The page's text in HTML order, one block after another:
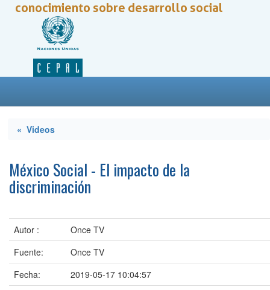
conocimiento sobre desarrollo social
« Videos
México Social - El impacto de la
discriminación
Autor :
Once TV
Fuente:
Once TV
Fecha:
2019-05-17 10:04:57